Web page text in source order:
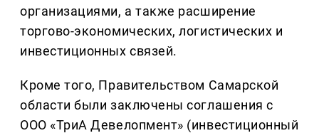
организациями, а также расширение
торгово-экономических, логистических и
инвестиционных связей.
Кроме того, Правительством Самарской
области были заключены соглашения с
ООО «ТриА Девелопмент» (инвестиционный